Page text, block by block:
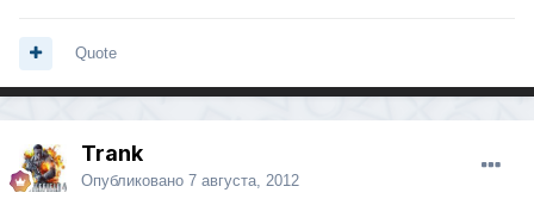
Quote
Trank
Опубликовано 7 августа, 2012